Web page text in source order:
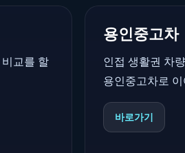
교를 할
용인중고차
인접 생활권 차
용인중고차로
바로가기